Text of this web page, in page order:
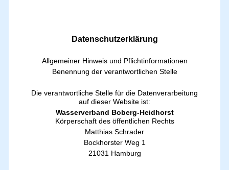
Datenschutzerklärung
Allgemeiner Hinweis und Pflichtinformationen
Benennung der verantwortlichen Stelle
Die verantwortliche Stelle für die Datenverarbeitung
auf dieser Website ist:
Wasserverband Boberg-Heidhorst
Körperschaft des öffentlichen Rechts
Matthias Schrader
Bockhorster Weg 1
21031 Hamburg